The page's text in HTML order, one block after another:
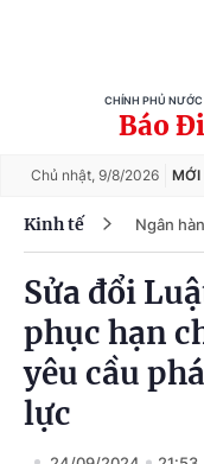
CHÍNH PHỦ
Báo
Chủ nhật, 9/8/2026 MỚI
Kinh tế Ngân
Sửa đổi
phục hạn
yêu cầu
lực